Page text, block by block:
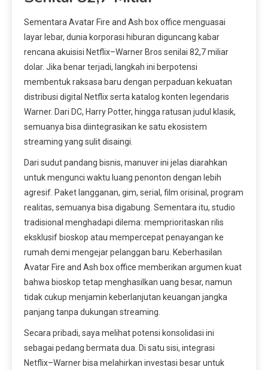
Sementara Avatar Fire and Ash box office menguasai
layar lebar, dunia korporasi hiburan diguncang kabar
rencana akuisisi Netflix–Warner Bros senilai 82,7 miliar
dolar. Jika benar terjadi, langkah ini berpotensi
membentuk raksasa baru dengan perpaduan kekuatan
distribusi digital Netflix serta katalog konten legendaris
Warner. Dari DC, Harry Potter, hingga ratusan judul klasik,
semuanya bisa diintegrasikan ke satu ekosistem
streaming yang sulit disaingi.
Dari sudut pandang bisnis, manuver ini jelas diarahkan
untuk mengunci waktu luang penonton dengan lebih
agresif. Paket langganan, gim, serial, film orisinal, program
realitas, semuanya bisa digabung. Sementara itu, studio
tradisional menghadapi dilema: memprioritaskan rilis
eksklusif bioskop atau mempercepat penayangan ke
rumah demi mengejar pelanggan baru. Keberhasilan
Avatar Fire and Ash box office memberikan argumen kuat
bahwa bioskop tetap menghasilkan uang besar, namun
tidak cukup menjamin keberlanjutan keuangan jangka
panjang tanpa dukungan streaming.
Secara pribadi, saya melihat potensi konsolidasi ini
sebagai pedang bermata dua. Di satu sisi, integrasi
Netflix–Warner bisa melahirkan investasi besar untuk